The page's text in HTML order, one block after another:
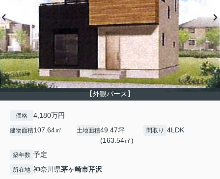
【外観パース】
価格 4,180万円
建物面積107.64㎡ 土地面積49.47坪
(163.54㎡)
間取り 4LDK
築年数 予定
所在地 神奈川県茅ヶ崎市芹沢